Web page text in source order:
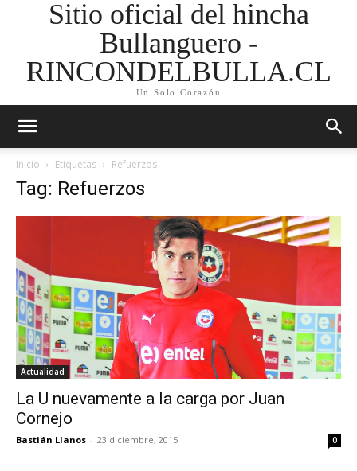
Sitio oficial del hincha
Bullanguero -
RINCONDELBULLA.CL
Un Solo Corazón
Inicio Etiquetas Refuerzos
Tag: Refuerzos
Actualidad
La U nuevamente a la carga por Juan
Cornejo
Bastián Llanos - 23 diciembre, 2015 0